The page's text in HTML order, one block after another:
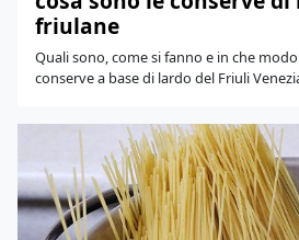
friulane
Quali sono, come si fanno e in che
conserve a base di lardo del Friuli